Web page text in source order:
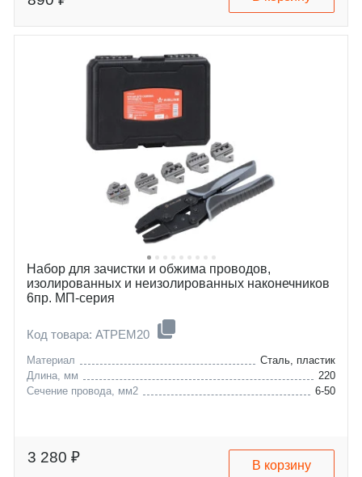
Набор для зачистки и обжима проводов,
изолированных и неизолированных наконечников
6пр. МП-серия
Код товара: ATPEM20
Материал
Сталь, пластик
Длина, мм
220
Сечение провода, мм2
6-50
3 280 ₽ В корзину